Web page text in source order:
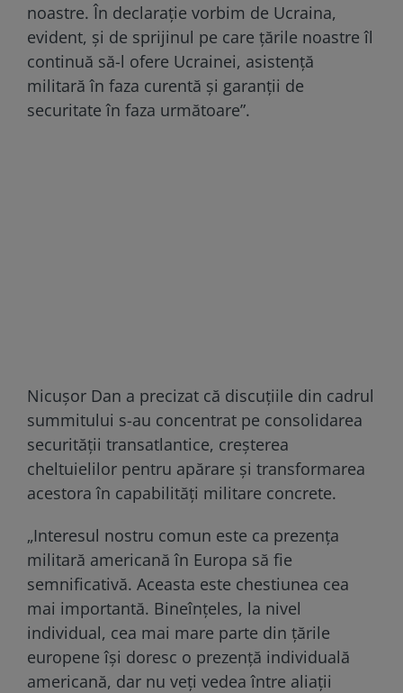
noastre. În declaraţie vorbim de Ucraina,
evident, şi de sprijinul pe care ţările noastre îl
continuă să-l ofere Ucrainei, asistenţă
militară în faza curentă şi garanţii de
securitate în faza următoare”.
Nicușor Dan a precizat că discuţiile din cadrul
summitului s-au concentrat pe consolidarea
securităţii transatlantice, creşterea
cheltuielilor pentru apărare şi transformarea
acestora în capabilităţi militare concrete.
„Interesul nostru comun este ca prezența
militară americană în Europa să fie
semnificativă. Aceasta este chestiunea cea
mai importantă. Bineînțeles, la nivel
individual, cea mai mare parte din țările
europene își doresc o prezență individuală
americană, dar nu veți vedea între aliații